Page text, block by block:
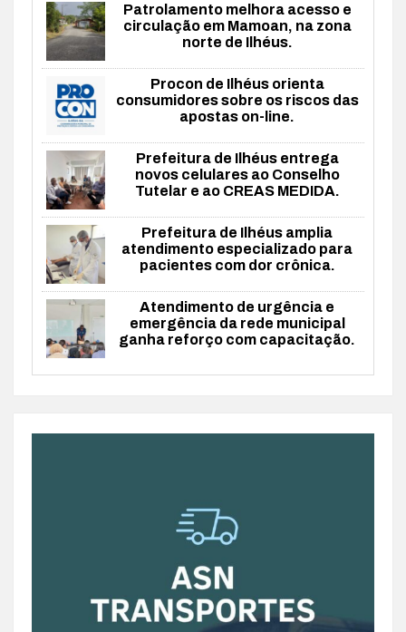
Patrolamento melhora acesso e
circulação em Mamoan, na zona
norte de Ilhéus.
Procon de Ilhéus orienta
consumidores sobre os riscos das
apostas on-line.
Prefeitura de Ilhéus entrega
novos celulares ao Conselho
Tutelar e ao CREAS MEDIDA.
Prefeitura de Ilhéus amplia
atendimento especializado para
pacientes com dor crônica.
Atendimento de urgência e
emergência da rede municipal
ganha reforço com capacitação.